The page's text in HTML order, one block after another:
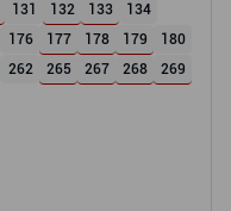
131 132 133
134
176 177 178 179
180
262 265 267 268
269